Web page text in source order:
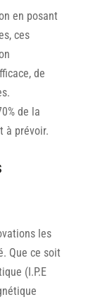
en posant
ces
de
de la
à prévoir.
les
Que ce soit
(I.P.E